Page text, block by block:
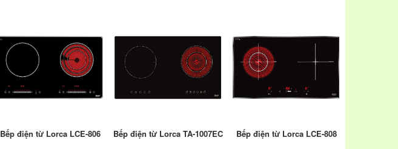
Bếp điện từ Lorca LCE-806 Bếp điện từ Lorca TA-1007EC Bếp điện từ Lorca LCE-808